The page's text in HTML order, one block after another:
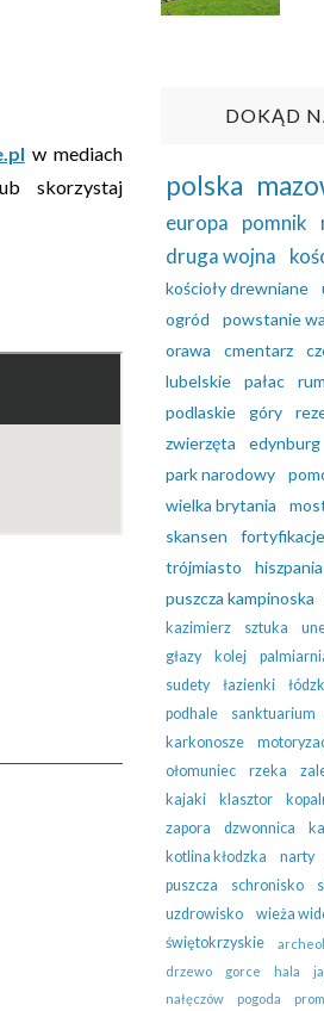
w mediach
skorzystaj
DOKĄD
polska
europa
pomnik
druga wojna
kościoły drewniane
ogród
powstanie
orawa
cmentarz
lubelskie
pałac
podlaskie
góry
zwierzęta
edynburg
park narodowy
wielka brytania
skansen
fortyfikacje
trójmiasto
hiszpania
puszcza kampinoska
kazimierz
sztuka
głazy
kolej
sudety
łazienki
podhale
sanktuarium
karkonosze
ołomuniec
rzeka
kajaki
klasztor
zapora
dzwonnica
kotlina kłodzka
narty
puszcza
schronisko
uzdrowisko
wieża
świętokrzyskie
drzewo
gorce hala
nałęczów
pogoda prom